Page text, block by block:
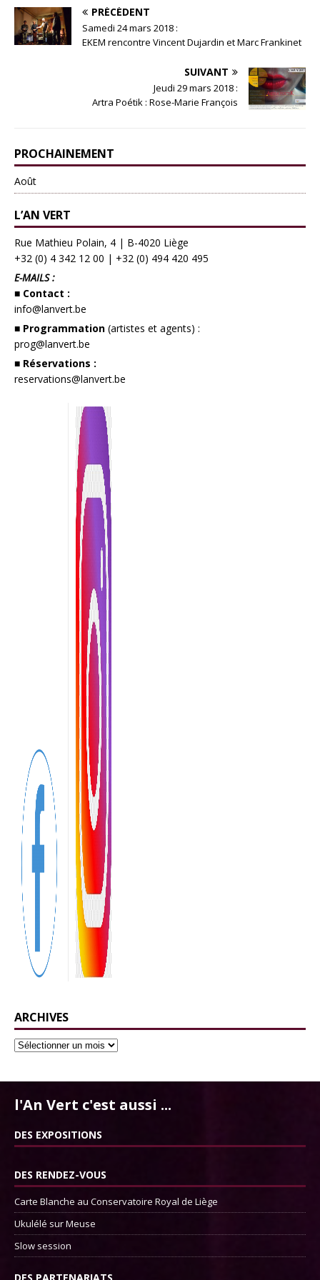
PRÉCÉDENT
Samedi 24 mars 2018 :
EKEM rencontre Vincent Dujardin et Marc Frankinet
SUIVANT
Jeudi 29 mars 2018 :
Artra Poétik : Rose-Marie François
PROCHAINEMENT
Août
L’AN VERT
Rue Mathieu Polain, 4 | B-4020 Liège
+32 (0) 4 342 12 00 | +32 (0) 494 420 495
E-MAILS :
■ Contact :
info@lanvert.be
■ Programmation (artistes et agents) :
prog@lanvert.be
■ Réservations :
reservations@lanvert.be
ARCHIVES
l'An Vert c'est aussi ...
DES EXPOSITIONS
DES RENDEZ-VOUS
Carte Blanche au Conservatoire Royal de Liège
Ukulélé sur Meuse
Slow session